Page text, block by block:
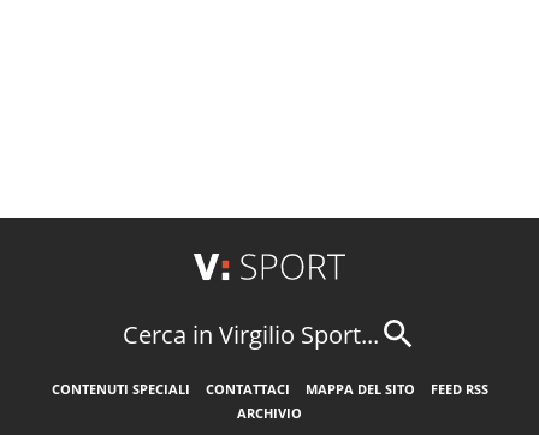
Cerca in Virgilio Sport...
CONTENUTI SPECIALI CONTATTACI MAPPA DEL SITO
FEED RSS
ARCHIVIO